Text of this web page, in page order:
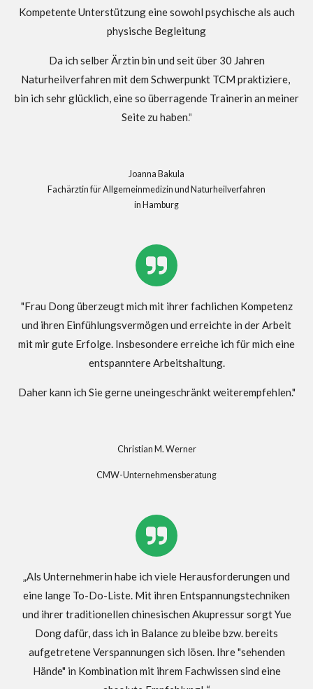
Kompetente Unterstützung eine sowohl psychische als auch
physische Begleitung
Da ich selber Ärztin bin und seit über 30 Jahren
Naturheilverfahren mit dem Schwerpunkt TCM praktiziere,
bin ich sehr glücklich, eine so überragende Trainerin an meiner
Seite zu haben."
Joanna Bakula
Fachärztin für Allgemeinmedizin und Naturheilverfahren
in Hamburg
"Frau Dong überzeugt mich mit ihrer fachlichen Kompetenz
und ihren Einfühlungsvermögen und erreichte in der Arbeit
mit mir gute Erfolge. Insbesondere erreiche ich für mich eine
entspanntere Arbeitshaltung.
Daher kann ich Sie gerne uneingeschränkt weiterempfehlen."
Christian M. Werner
CMW-Unternehmensberatung
„Als Unternehmerin habe ich viele Herausforderungen und
eine lange To-Do-Liste. Mit ihren Entspannungstechniken
und ihrer traditionellen chinesischen Akupressur sorgt Yue
Dong dafür, dass ich in Balance zu bleibe bzw. bereits
aufgetretene Verspannungen sich lösen. Ihre "sehenden
Hände" in Kombination mit ihrem Fachwissen sind eine